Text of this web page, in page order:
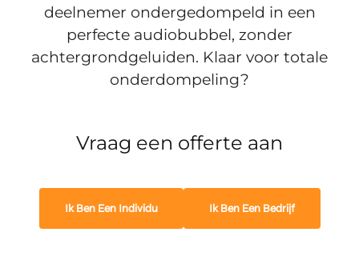
deelnemer ondergedompeld in een
perfecte audiobubbel, zonder
achtergrondgeluiden. Klaar voor totale
onderdompeling?
Vraag een offerte aan
Ik Ben Een Individu Ik Ben Een Bedrijf